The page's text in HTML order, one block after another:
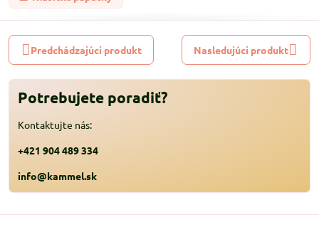
Predchádzajúci produkt Nasledujúci produkt
Potrebujete poradiť?
Kontaktujte nás:
+421 904 489 334
info@kammel.sk